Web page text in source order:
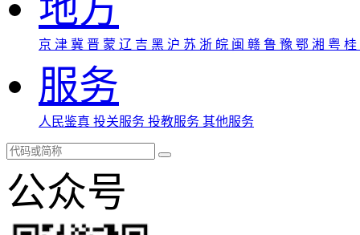
京 津 冀 晋 蒙 辽 吉 黑 沪 苏 浙 皖 闽 赣 鲁 豫 鄂 湘 粤 桂
服务
人民鉴真 投关服务 投教服务 其他服务
公众号